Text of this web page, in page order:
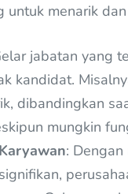
untuk menarik
jabatan yang
kandidat.
dibandingkan
mungkin
: